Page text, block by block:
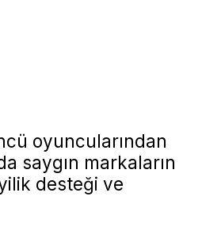
oyuncularından
saygın markaların
desteği ve